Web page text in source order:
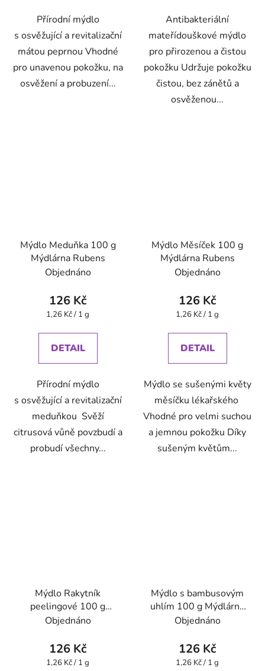
Přírodní mýdlo
s osvěžující a revitalizační
mátou peprnou Vhodné
pro unavenou pokožku, na
osvěžení a probuzení...
Antibakteriální
mateřídouškové mýdlo
pro přirozenou a čistou
pokožku Udržuje pokožku
čistou, bez zánětů a
osvěženou...
Mýdlo Meduňka 100 g
Mýdlárna Rubens
Objednáno
126 Kč
Měrná
1,26 Kč / 1 g
DETAIL
Přírodní mýdlo
s osvěžující a revitalizační
meduňkou Svěží
citrusová vůně povzbudí a
probudí všechny...
Mýdlo Měsíček 100 g
Mýdlárna Rubens
Objednáno
126 Kč
Měrná
1,26 Kč / 1 g
DETAIL
Mýdlo se sušenými květy
měsíčku lékařského
Vhodné pro velmi suchou
a jemnou pokožku Díky
sušeným květům...
Mýdlo Rakytník
peelingové 100 g
Mýdlárna Rubens
Objednáno
126 Kč
Měrná
1,26 Kč / 1 g
Mýdlo s bambusovým
uhlím 100 g Mýdlárna
Rubens
Objednáno
126 Kč
Měrná
1,26 Kč / 1 g